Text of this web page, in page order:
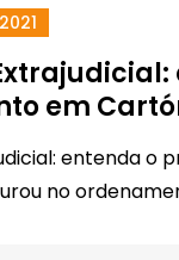
em
entenda o
no